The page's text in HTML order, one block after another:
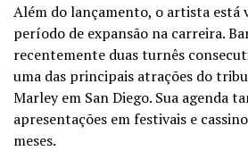
Além do lançamento, o artista está
período de expansão na carreira.
recentemente duas turnês
uma das principais atrações do
Marley em San Diego. Sua agenda
apresentações em festivais e
meses.